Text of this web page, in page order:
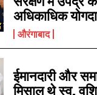
अधिकाधिक
औरंगाबाद
ईमानदारी और
मिसाल थे स्व.